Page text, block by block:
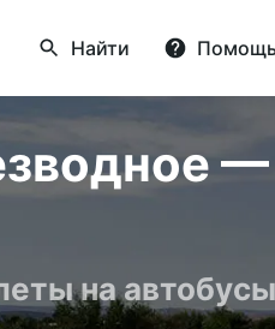
Найти
—
на автобусы